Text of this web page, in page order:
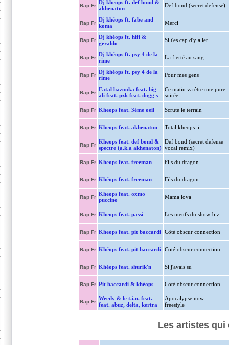
Rap Fr
Dj kheops ft. def bond &
akhenaton
Def bond (secret defense)
Rap Fr
Dj khéops ft. fabe and
koma
Merci
Rap Fr
Dj khéops ft. hifi &
geraldo
Si t'es cap d'y aller
Rap Fr
Dj khéops ft. psy 4 de la
rime
La fierté au sang
Rap Fr
Dj khéops ft. psy 4 de la
rime
Pour mes gens
Rap Fr
Fatal bazooka feat. big
ali feat. pzk feat. dogg s
Ce matin va être une pure
soirée
Rap Fr Kheops feat. 3ème oeil Scrute le terrain
Rap Fr Kheops feat. akhenaton Total kheops ii
Rap Fr
Kheops feat. def bond &
spectre (a.k.a akhenaton)
Def bond (secret defense
vocal remix)
Rap Fr Kheops feat. freeman Fils du dragon
Rap Fr Khéops feat. freeman Fils du dragon
Rap Fr
Kheops feat. oxmo
puccino
Mama lova
Rap Fr Kheops feat. passi Les meufs du show-biz
Rap Fr Kheops feat. pit baccardi Côté obscur connection
Rap Fr Khéops feat. pit baccardi Coté obscur connection
Rap Fr Khéops feat. shurik'n Si j'avais su
Rap Fr Pit baccardi & khéops Coté obscur connection
Rap Fr
Weedy & le t.i.n. feat.
feat. abuz, delta, kertra
Apocalypse now -
freestyle
Les artistes qui